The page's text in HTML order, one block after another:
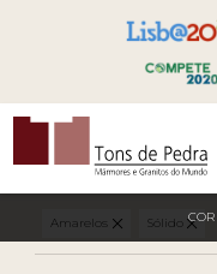
COR
Amarelos Sólido